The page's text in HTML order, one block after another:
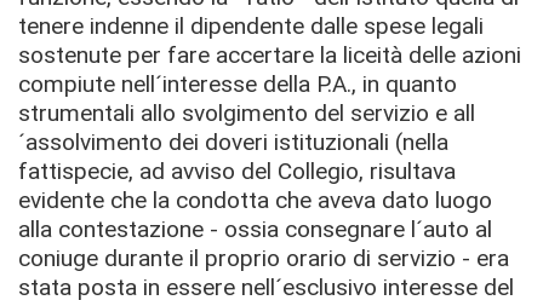
tenere indenne il dipendente dalle spese legali
sostenute per fare accertare la liceità delle azioni
compiute nell´interesse della P.A., in quanto
strumentali allo svolgimento del servizio e all
´assolvimento dei doveri istituzionali (nella
fattispecie, ad avviso del Collegio, risultava
evidente che la condotta che aveva dato luogo
alla contestazione - ossia consegnare l´auto al
coniuge durante il proprio orario di servizio - era
stata posta in essere nell´esclusivo interesse del